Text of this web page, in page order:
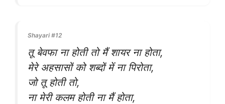
Shayari #12
तू बेवफा ना होती तो मैं शायर ना होता,
मेरे अहसासों को शब्दों में ना पिरोता,
जो तू होती तो,
ना मेरी कलम होती ना मैं होता,